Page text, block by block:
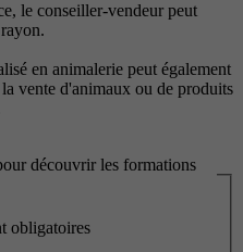
le conseiller-vendeur peut
en animalerie peut également
vente d'animaux ou de produits
découvrir les formations
obligatoires